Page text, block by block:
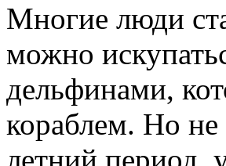
Многие люди
можно
дельфинами,
кораблем. Но не